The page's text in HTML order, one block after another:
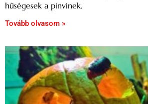
hűségesek a pinvinek.
Tovább olvasom »